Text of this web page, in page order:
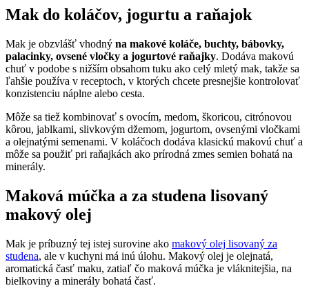
Mak do koláčov, jogurtu a raňajok
Mak je obzvlášť vhodný na makové koláče, buchty, bábovky,
palacinky, ovsené vločky a jogurtové raňajky. Dodáva makovú
chuť v podobe s nižším obsahom tuku ako celý mletý mak, takže sa
ľahšie používa v receptoch, v ktorých chcete presnejšie kontrolovať
konzistenciu náplne alebo cesta.
Môže sa tiež kombinovať s ovocím, medom, škoricou, citrónovou
kôrou, jablkami, slivkovým džemom, jogurtom, ovsenými vločkami
a olejnatými semenami. V koláčoch dodáva klasickú makovú chuť a
môže sa použiť pri raňajkách ako prírodná zmes semien bohatá na
minerály.
Maková múčka a za studena lisovaný
makový olej
Mak je príbuzný tej istej surovine ako makový olej lisovaný za
studena, ale v kuchyni má inú úlohu. Makový olej je olejnatá,
aromatická časť maku, zatiaľ čo maková múčka je vláknitejšia, na
bielkoviny a minerály bohatá časť.